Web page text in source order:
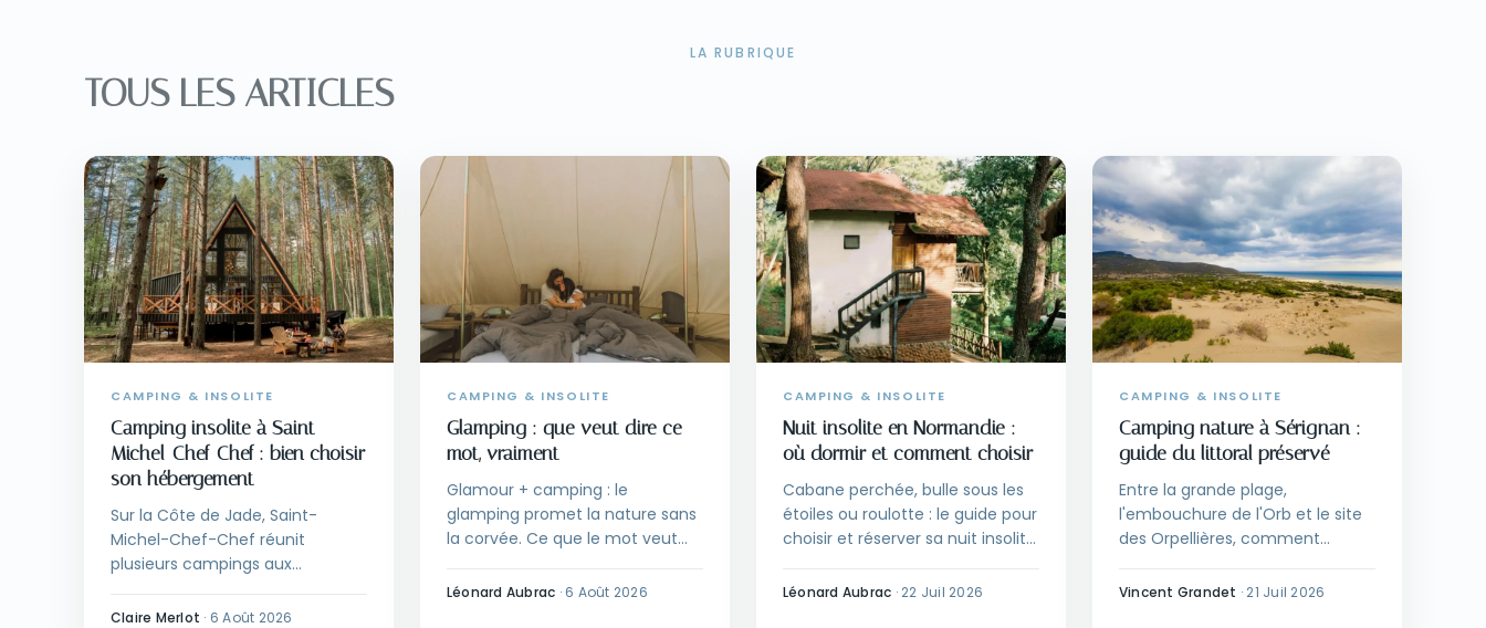
LA RUBRIQUE
TOUS LES ARTICLES
CAMPING & INSOLITE
Camping insolite à Saint-
Michel-Chef-Chef : bien choisir
son hébergement
Sur la Côte de Jade, Saint-
Michel-Chef-Chef réunit
plusieurs campings aux
comment choisir le format
Claire Merlot · 6 Août 2026
CAMPING & INSOLITE
Glamping : que veut dire ce
mot, vraiment
Glamour + camping : le
glamping promet la nature sans
la corvée. Ce que le mot veut
camping et comment évaluer
Léonard Aubrac · 6 Août 2026
CAMPING & INSOLITE
Nuit insolite en Normandie :
où dormir et comment choisir
Cabane perchée, bulle sous les
étoiles ou roulotte : le guide pour
choisir et réserver sa nuit insolite
saison.
Léonard Aubrac · 22 Juil 2026
CAMPING & INSOLITE
Camping nature à Sérignan :
guide du littoral préservé
Entre la grande plage,
l'embouchure de l'Orb et le site
des Orpellières, comment
nature à Sérignan.
Vincent Grandet · 21 Juil 2026